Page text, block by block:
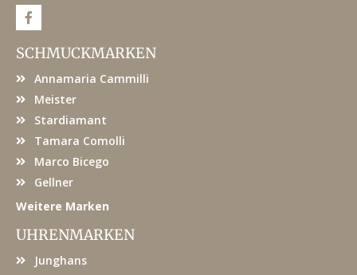
F
a
e
b
o
SCHMUCKMARKEN
Annamaria Cammilli
Meister
Stardiamant
Tamara Comolli
Marco Bicego
Gellner
Weitere Marken
UHRENMARKEN
Junghans